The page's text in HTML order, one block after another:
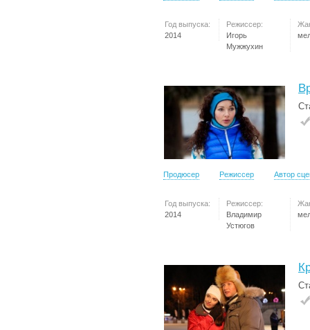
Год выпуска:
2014
Режиссер:
Игорь
Мужжухин
Продюсер Режиссер Автор
Год выпуска:
2014
Режиссер:
Владимир
Устюгов